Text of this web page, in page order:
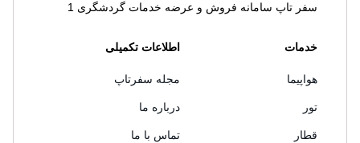
سفر تاپ سامانه فروش و عرضه خدمات گردشگری 1
خدمات
هواپیما
تور
قطار
اطلاعات تکمیلی
مجله سفرتاپ
درباره ما
تماس با ما